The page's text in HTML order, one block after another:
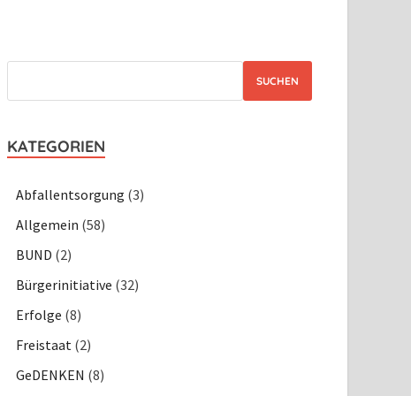
SUCHEN
KATEGORIEN
Abfallentsorgung (3)
Allgemein (58)
BUND (2)
Bürgerinitiative (32)
Erfolge (8)
Freistaat (2)
GeDENKEN (8)